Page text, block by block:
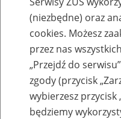
(niezbędne) oraz
cookies. Możesz
przez nas
„Przejdź do
zgody (przycisk
wybierzesz przycisk
będziemy